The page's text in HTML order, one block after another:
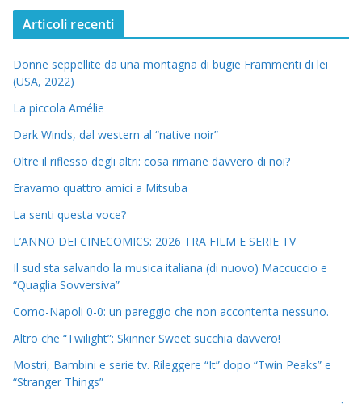
Articoli recenti
Donne seppellite da una montagna di bugie Frammenti di lei
(USA, 2022)
La piccola Amélie
Dark Winds, dal western al “native noir”
Oltre il riflesso degli altri: cosa rimane davvero di noi?
Eravamo quattro amici a Mitsuba
La senti questa voce?
L’ANNO DEI CINECOMICS: 2026 TRA FILM E SERIE TV
Il sud sta salvando la musica italiana (di nuovo) Maccuccio e
“Quaglia Sovversiva”
Como-Napoli 0-0: un pareggio che non accontenta nessuno.
Altro che “Twilight”: Skinner Sweet succhia davvero!
Mostri, Bambini e serie tv. Rileggere “It” dopo “Twin Peaks” e
“Stranger Things”